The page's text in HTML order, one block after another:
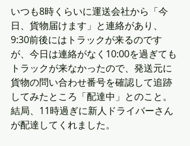
いつも8時くらいに運送会社から「今
日、貨物届けます」と連絡があり、
9:30前後にはトラックが来るのです
が、今日は連絡がなく10:00を過ぎても
トラックが来なかったので、発送元に
貨物の問い合わせ番号を確認して追跡
してみたところ「配達中」とのこと。
結局、11時過ぎに新人ドライバーさん
が配達してくれました。